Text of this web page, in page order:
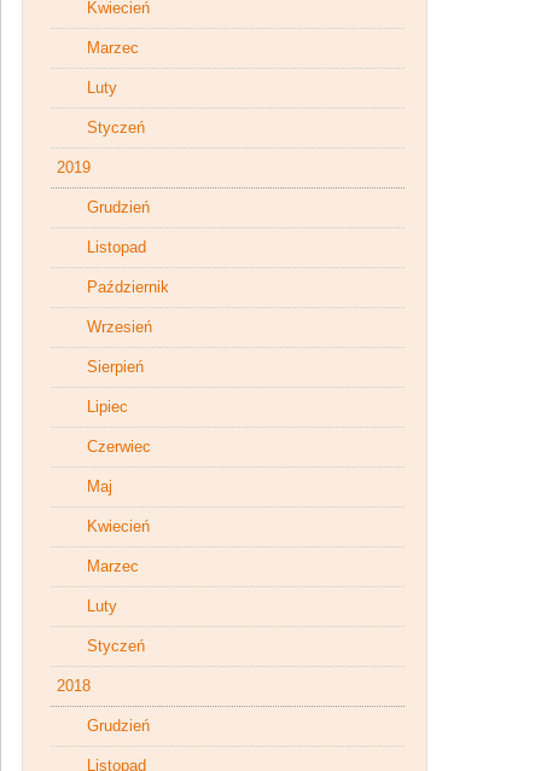
Kwiecień
Marzec
Luty
Styczeń
2019
Grudzień
Listopad
Październik
Wrzesień
Sierpień
Lipiec
Czerwiec
Maj
Kwiecień
Marzec
Luty
Styczeń
2018
Grudzień
Listopad